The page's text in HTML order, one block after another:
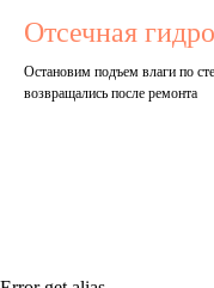
Отсечная
Остановим подъем влаги по
возвращались после ремонта